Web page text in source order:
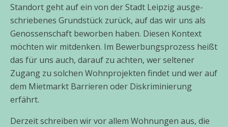
Standort geht auf ein von der Stadt Leipzig aus­ge­
schrie­be­nes Grundstück zurück, auf das wir uns als
Genossenschaft bewor­ben haben. Diesen Kontext
möch­ten wir mit­den­ken. Im Bewerbungsprozess heißt
das für uns auch, dar­auf zu ach­ten, wer sel­te­ner
Zugang zu sol­chen Wohnprojekten fin­det und wer auf
dem Mietmarkt Barrieren oder Diskriminierung
erfährt.
Derzeit schrei­ben wir vor allem Wohnungen aus, die